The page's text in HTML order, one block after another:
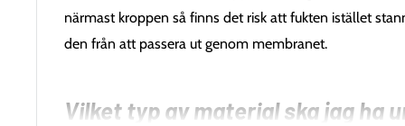
närmast kroppen så finns det risk att fukten istället
den från att passera ut genom membranet.
Vilket typ av material ska jag ha